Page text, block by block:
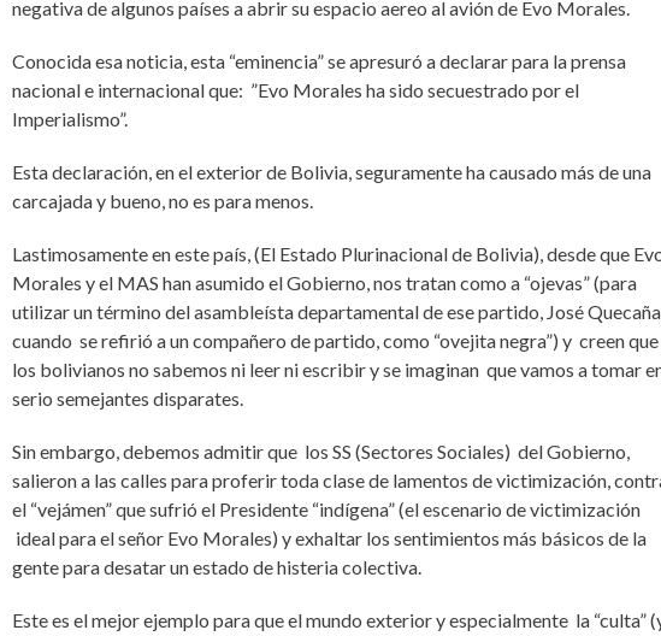
negativa de algunos países a abrir su espacio aereo al avión de Evo Morales.
Conocida esa noticia, esta “eminencia” se apresuró a declarar para la prensa
nacional e internacional que: ”Evo Morales ha sido secuestrado por el
Imperialismo”.
Esta declaración, en el exterior de Bolivia, seguramente ha causado más de una
carcajada y bueno, no es para menos.
Lastimosamente en este país, (El Estado Plurinacional de Bolivia), desde que
Morales y el MAS han asumido el Gobierno, nos tratan como a “ojevas” (para
utilizar un término del asambleísta departamental de ese partido, José
cuando se refirió a un compañero de partido, como “ovejita negra”) y creen que
los bolivianos no sabemos ni leer ni escribir y se imaginan que vamos a tomar
serio semejantes disparates.
Sin embargo, debemos admitir que los SS (Sectores Sociales) del Gobierno,
salieron a las calles para proferir toda clase de lamentos de victimización,
el “vejámen” que sufrió el Presidente “indígena” (el escenario de victimización
ideal para el señor Evo Morales) y exhaltar los sentimientos más básicos de la
gente para desatar un estado de histeria colectiva.
Este es el mejor ejemplo para que el mundo exterior y especialmente la “culta”